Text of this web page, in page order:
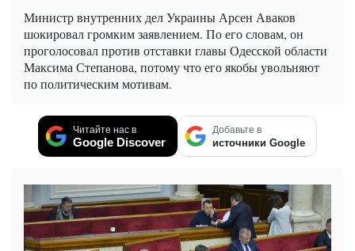
Министр внутренних дел Украины Арсен Аваков
шокировал громким заявлением. По его словам, он
проголосовал против отставки главы Одесской области
Максима Степанова, потому что его якобы увольняют
по политическим мотивам.
Читайте нас в
Google Discover
Добавьте в
источники Google